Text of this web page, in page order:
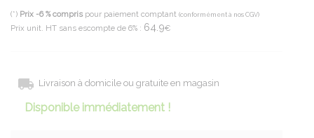
(*) Prix -6 % compris pour paiement comptant (conformément à nos CGV)
Prix unit. HT sans escompte de 6% : 64.9€
Livraison à domicile ou gratuite en magasin
Disponible immédiatement !